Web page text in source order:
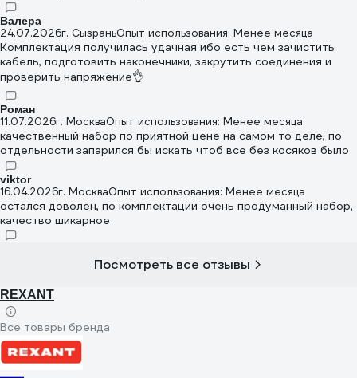
Валера
24.07.2026г. СызраньОпыт использования: Менее месяца
Комплектация получилась удачная ибо есть чем зачистить
кабель, подготовить наконечники, закрутить соединения и
проверить напряжение👌
Роман
11.07.2026г. МоскваОпыт использования: Менее месяца
качественный набор по приятной цене на самом то деле, по
отдельности запарился бы искать чтоб все без косяков было
viktor
16.04.2026г. МоскваОпыт использования: Менее месяца
остался доволен, по комплектации очень продуманный набор,
качество шикарное
Посмотреть все отзывы
REXANT
Все товары бренда